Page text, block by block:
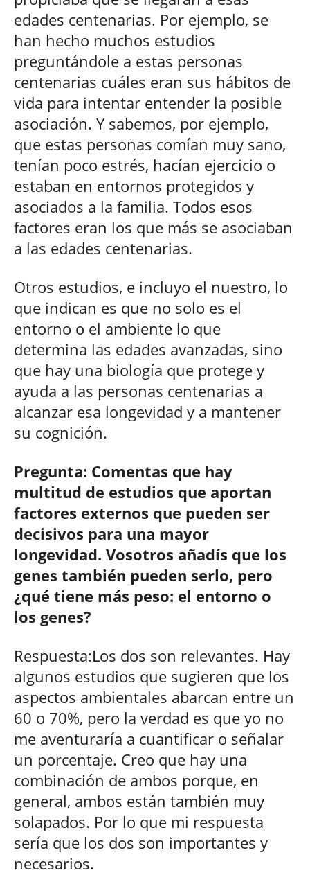
edades centenarias. Por ejemplo, se
han hecho muchos estudios
preguntándole a estas personas
centenarias cuáles eran sus hábitos de
vida para intentar entender la posible
asociación. Y sabemos, por ejemplo,
que estas personas comían muy sano,
tenían poco estrés, hacían ejercicio o
estaban en entornos protegidos y
asociados a la familia. Todos esos
factores eran los que más se asociaban
a las edades centenarias.
Otros estudios, e incluyo el nuestro, lo
que indican es que no solo es el
entorno o el ambiente lo que
determina las edades avanzadas, sino
que hay una biología que protege y
ayuda a las personas centenarias a
alcanzar esa longevidad y a mantener
su cognición.
Pregunta: Comentas que hay
multitud de estudios que aportan
factores externos que pueden ser
decisivos para una mayor
longevidad. Vosotros añadís que los
genes también pueden serlo, pero
¿qué tiene más peso: el entorno o
los genes?
Respuesta:Los dos son relevantes. Hay
algunos estudios que sugieren que los
aspectos ambientales abarcan entre un
60 o 70%, pero la verdad es que yo no
me aventuraría a cuantificar o señalar
un porcentaje. Creo que hay una
combinación de ambos porque, en
general, ambos están también muy
solapados. Por lo que mi respuesta
sería que los dos son importantes y
necesarios.